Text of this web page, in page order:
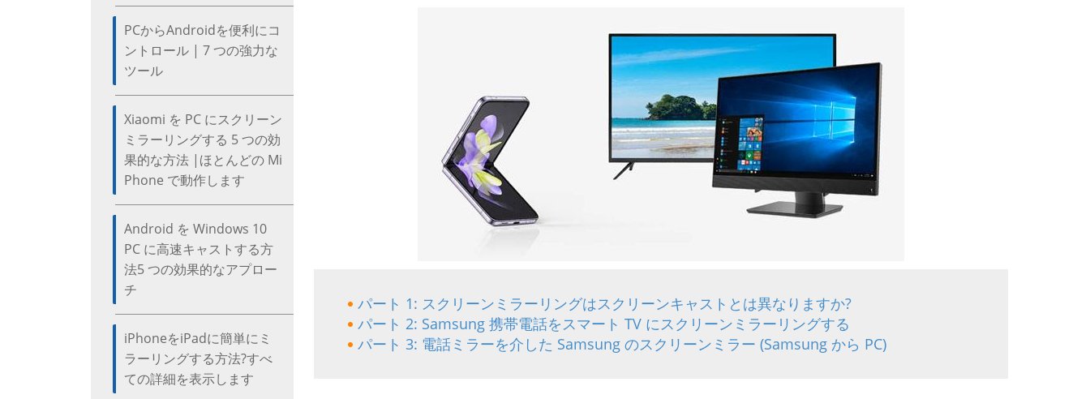
PCからAndroidを便利にコ
ントロール | 7 つの強力な
ツール
Xiaomi を PC にスクリーン
ミラーリングする 5 つの効
果的な方法 |ほとんどの Mi
Phone で動作します
Android を Windows 10
PC に高速キャストする方
法5 つの効果的なアプロー
チ
iPhoneをiPadに簡単にミ
ラーリングする方法?すべ
ての詳細を表示します
パート 1: スクリーンミラーリングはスクリーンキャストとは異なりますか?
パート 2: Samsung 携帯電話をスマート TV にスクリーンミラーリングする
パート 3: 電話ミラーを介した Samsung のスクリーンミラー (Samsung から PC)